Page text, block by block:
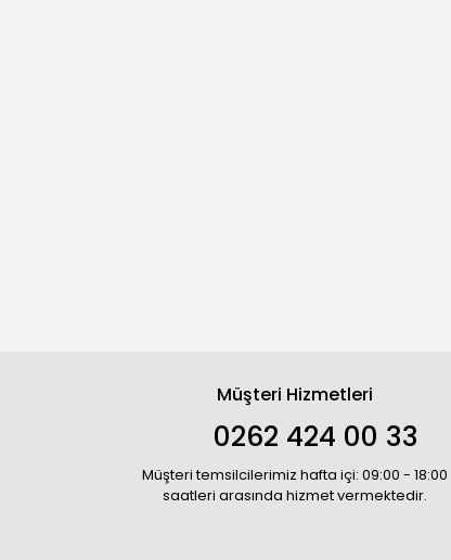
Müşteri Hizmetleri
0262 424 00 33
Müşteri temsilcilerimiz hafta içi: 09:00 - 18:00
saatleri arasında hizmet vermektedir.